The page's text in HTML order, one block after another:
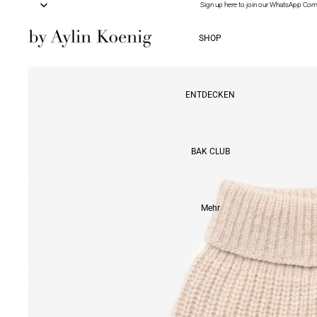
Sign up here to join our WhatsApp
Sign up here to join our WhatsApp
SHOP
ENTDECKEN
BAK CLUB
Mehr